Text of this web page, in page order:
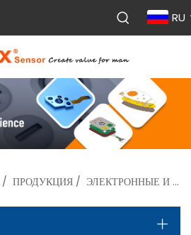
RU
/ ПРОДУКЦИЯ / ЭЛЕКТРОННЫЕ И ЭЛЕКТРОТЕХНИЧЕСКИЕ ПРИБОРЫ